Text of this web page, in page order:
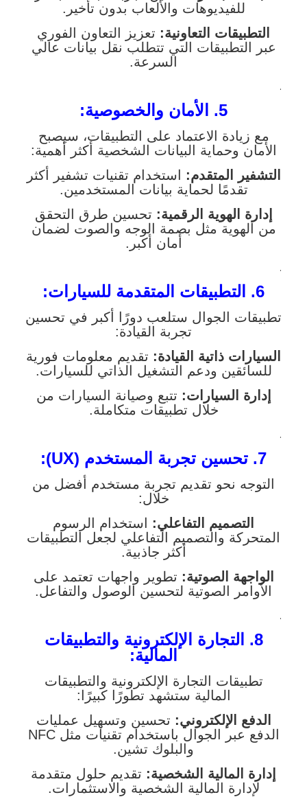
للفيديوهات والألعاب بدون تأخير.
التطبيقات التعاونية: تعزيز التعاون الفوري
عبر التطبيقات التي تتطلب نقل بيانات عالي
السرعة.
.
5. الأمان والخصوصية:
مع زيادة الاعتماد على التطبيقات، سيصبح
الأمان وحماية البيانات الشخصية أكثر أهمية:
التشفير المتقدم:
استخدام تقنيات تشفير أكثر
تقدمًا لحماية بيانات المستخدمين.
إدارة الهوية الرقمية: تحسين طرق التحقق
من الهوية مثل بصمة الوجه والصوت لضمان
أمان أكبر.
.
6. التطبيقات المتقدمة للسيارات:
تطبيقات الجوال ستلعب دورًا أكبر في تحسين
تجربة القيادة:
السيارات ذاتية القيادة: تقديم معلومات فورية
للسائقين ودعم التشغيل الذاتي للسيارات.
إدارة السيارات: تتبع وصيانة السيارات من
خلال تطبيقات متكاملة.
.
7. تحسين تجربة المستخدم (UX):
التوجه نحو تقديم تجربة مستخدم أفضل من
خلال:
التصميم التفاعلي: استخدام الرسوم
المتحركة والتصميم التفاعلي لجعل التطبيقات
أكثر جاذبية.
الواجهة الصوتية: تطوير واجهات تعتمد على
الأوامر الصوتية لتحسين الوصول والتفاعل.
.
8. التجارة الإلكترونية والتطبيقات
المالية:
تطبيقات التجارة الإلكترونية والتطبيقات
المالية ستشهد تطورًا كبيرًا:
الدفع الإلكتروني: تحسين وتسهيل عمليات
الدفع عبر الجوال باستخدام تقنيات مثل NFC
والبلوك تشين.
إدارة المالية الشخصية: تقديم حلول متقدمة
لإدارة المالية الشخصية والاستثمارات.